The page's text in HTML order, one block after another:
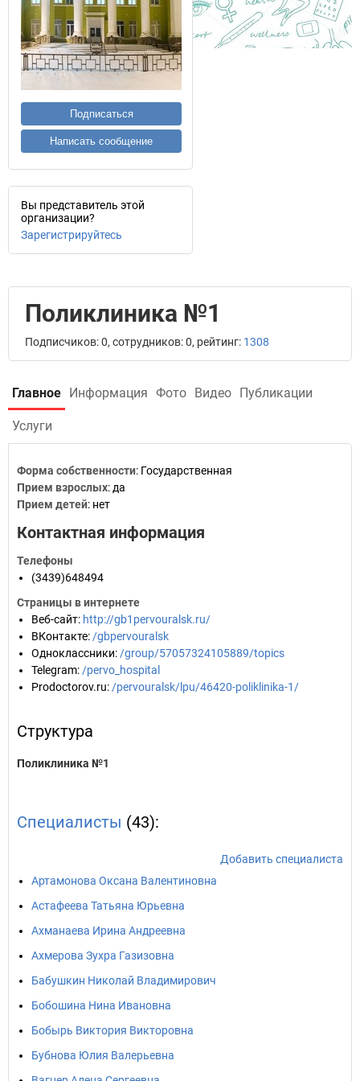
Подписаться
Написать сообщение
Вы представитель этой
организации?
Зарегистрируйтесь
Поликлиника №1
Подписчиков: 0, сотрудников: 0, рейтинг: 1308
Главное Информация Фото Видео Публикации
Услуги
Форма собственности: Государственная
Прием взрослых: да
Прием детей: нет
Контактная информация
Телефоны
(3439)648494
Страницы в интернете
Веб-сайт: http://gb1pervouralsk.ru/
ВКонтакте: /gbpervouralsk
Одноклассники: /group/57057324105889/topics
Telegram: /pervo_hospital
Prodoctorov.ru: /pervouralsk/lpu/46420-poliklinika-1/
Структура
Поликлиника №1
Специалисты (43):
Добавить специалиста
Артамонова Оксана Валентиновна
Астафеева Татьяна Юрьевна
Ахманаева Ирина Андреевна
Ахмерова Зухра Газизовна
Бабушкин Николай Владимирович
Бобошина Нина Ивановна
Бобырь Виктория Викторовна
Бубнова Юлия Валерьевна